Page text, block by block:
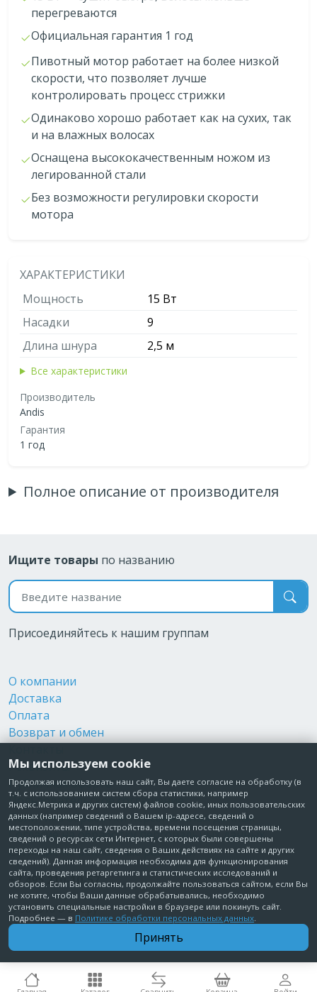
перегреваются
Официальная гарантия 1 год
Пивотный мотор работает на более низкой
скорости, что позволяет лучше
контролировать процесс стрижки
Одинаково хорошо работает как на сухих, так
и на влажных волосах
Оснащена высококачественным ножом из
легированной стали
Без возможности регулировки скорости
мотора
ХАРАКТЕРИСТИКИ
Мощность
15 Вт
Насадки
9
Длина шнура
2,5 м
Все характеристики
Производитель
Andis
Гарантия
1 год
Полное описание от производителя
Ищите товары по названию
Поиск по названию
Присоединяйтесь к нашим группам
О компании
Доставка
Оплата
Возврат и обмен
Реквизиты
Публичная оферта
Пользовательское соглашение
Политика обработки персональных данных
Согласие на обработку персональных данных
Согласие на рекламные рассылки
+7 495 210-10-57
© Забота о Вас.ру
Москва, Электродный проезд, д. 14 стр.1 офис 18
ИП Максимова Татьяна Александровна · ИНН 772006379720
Мы используем cookie
Продолжая использовать наш сайт, Вы даете согласие на обработку (в
т.ч. с использованием систем сбора статистики, например
Яндекс.Метрика и других систем) файлов cookie, иных пользовательских
данных (например сведений о Вашем ip-адресе, сведений о
местоположении, типе устройства, времени посещения страницы,
сведений о ресурсах сети Интернет, с которых были совершены
переходы на наш сайт, сведения о Ваших действиях на сайте и других
сведений). Данная информация необходима для функционирования
сайта, проведения ретаргетинга и статистических исследований и
обзоров. Если Вы согласны, продолжайте пользоваться сайтом, если Вы
не хотите, чтобы Ваши данные обрабатывались, необходимо
установить специальные настройки в браузере или покинуть сайт.
Подробнее — в Политике обработки персональных данных.
Принять